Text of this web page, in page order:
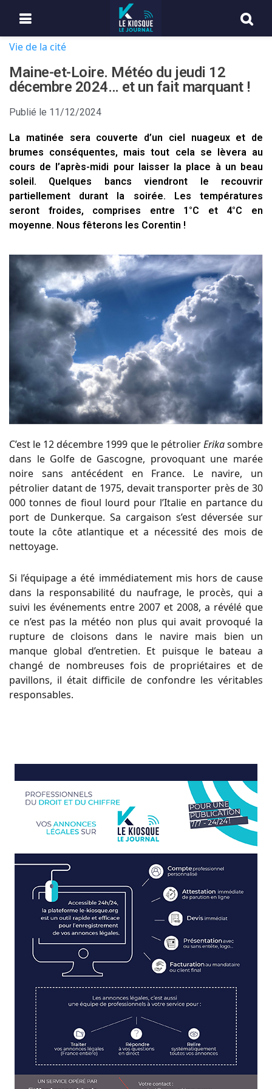
Vie de la cité
Maine-et-Loire. Météo du jeudi 12
décembre 2024… et un fait marquant !
Publié le 11/12/2024
La matinée sera couverte d’un ciel nuageux et de
brumes conséquentes, mais tout cela se lèvera au
cours de l’après-midi pour laisser la place à un beau
soleil. Quelques bancs viendront le recouvrir
partiellement durant la soirée. Les températures
seront froides, comprises entre 1°C et 4°C en
moyenne. Nous fêterons les Corentin !
C’est le 12 décembre 1999 que le pétrolierErikasombre
dans le Golfe de Gascogne, provoquant une marée
noire sans antécédent en France. Le navire, un
pétrolier datant de 1975, devait transporter près de 30
000 tonnes de fioul lourd pour l’Italie en partance du
port de Dunkerque. Sa cargaison s’est déversée sur
toute la côte atlantique et a nécessité des mois de
nettoyage.
Si l’équipage a été immédiatement mis hors de cause
dans la responsabilité du naufrage, le procès, qui a
suivi les événements entre 2007 et 2008, a révélé que
ce n’est pas la météo non plus qui avait provoqué la
rupture de cloisons dans le navire mais bien un
manque global d’entretien. Et puisque le bateau a
changé de nombreuses fois de propriétaires et de
pavillons, il était difficile de confondre les véritables
responsables.